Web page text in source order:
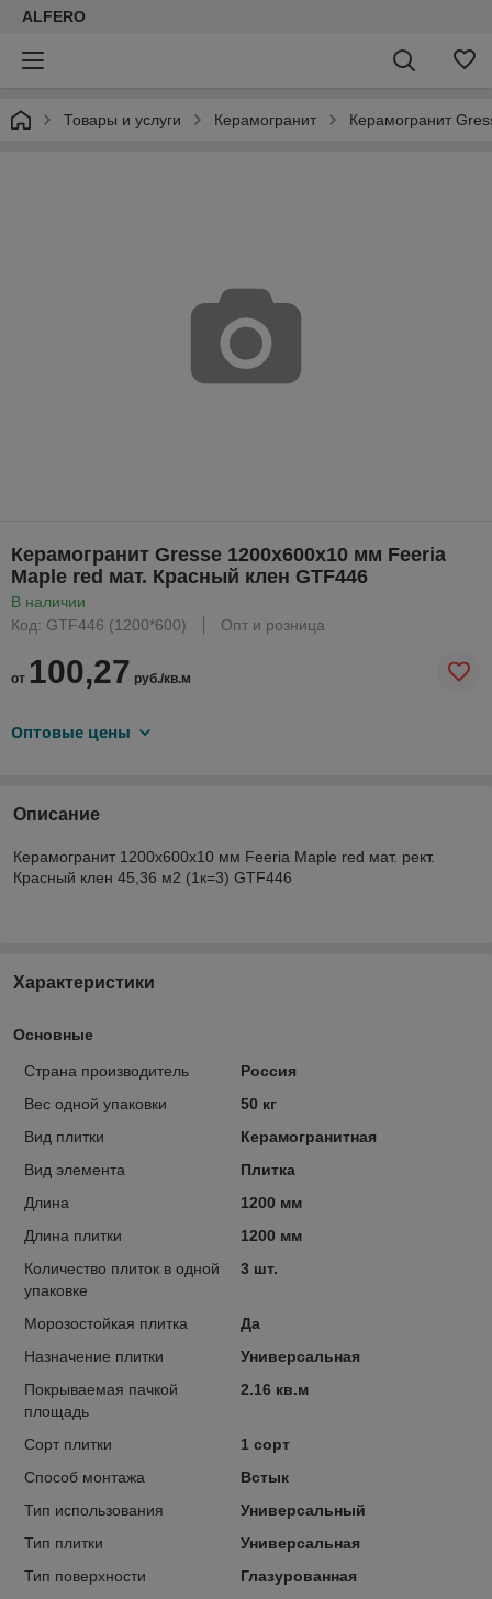
ALFERO
Товары и услуги Керамогранит Керамогранит
Керамогранит Gresse 1200х600х10 мм Feeria
Maple red мат. Красный клен GTF446
В наличии
Код: GTF446 (1200*600)
Опт и розница
от 100,27 руб./кв.м
Оптовые цены
Описание
Керамогранит 1200х600х10 мм Feeria Maple red мат. рект.
Красный клен 45,36 м2 (1к=3) GTF446
Характеристики
Основные
Страна производитель
Россия
Вес одной упаковки
50 кг
Вид плитки
Керамогранитная
Вид элемента
Плитка
Длина
1200 мм
Длина плитки
1200 мм
Количество плиток в одной
упаковке
3 шт.
Морозостойкая плитка
Да
Назначение плитки
Универсальная
Покрываемая пачкой
площадь
2.16 кв.м
Сорт плитки
1 сорт
Способ монтажа
Встык
Тип использования
Универсальный
Тип плитки
Универсальная
Тип поверхности
Глазурованная